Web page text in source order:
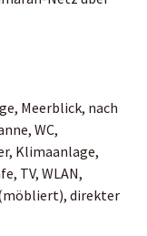
Meerblick, nach
WC,
Klimaanlage,
TV, WLAN,
(möbliert), direkter